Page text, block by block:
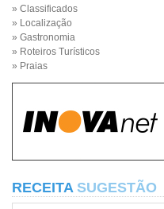
» Classificados
» Localização
» Gastronomia
» Roteiros Turísticos
» Praias
RECEITA SUGESTÃO